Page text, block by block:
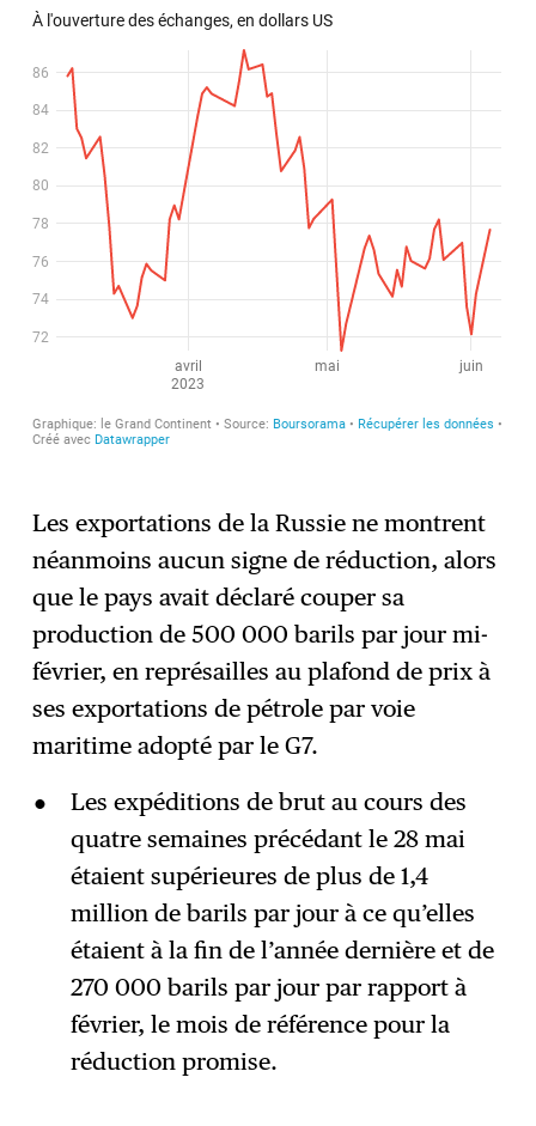
Les exportations de la Russie ne montrent
néanmoins aucun signe de réduction, alors
que le pays avait déclaré couper sa
production de 500 000 barils par jour mi-
février, en représailles au plafond de prix à
ses exportations de pétrole par voie
maritime adopté par le G7.
Les expéditions de brut au cours des
quatre semaines précédant le 28 mai
étaient supérieures de plus de 1,4
million de barils par jour à ce qu’elles
étaient à la fin de l’année dernière et de
270 000 barils par jour par rapport à
février, le mois de référence pour la
réduction promise.